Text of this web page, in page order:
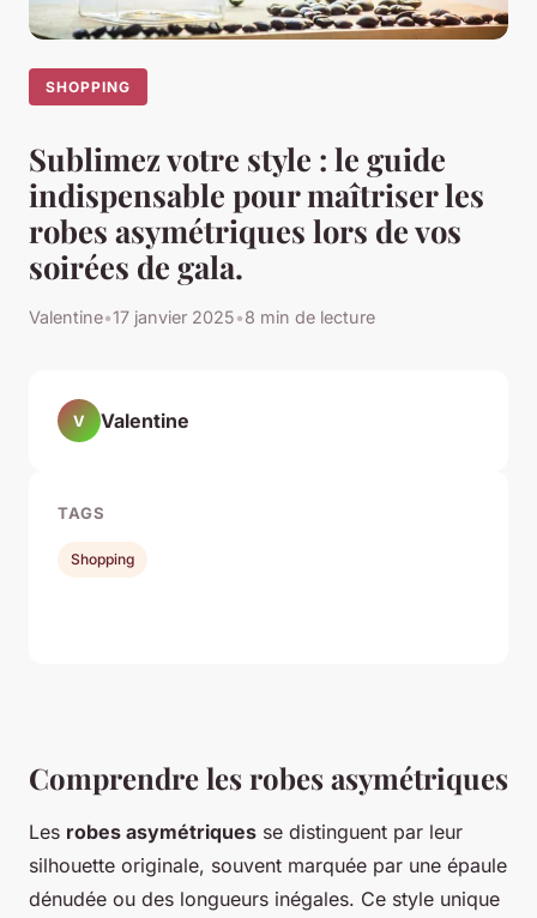
SHOPPING
Sublimez votre style : le guide
indispensable pour maîtriser les
robes asymétriques lors de vos
soirées de gala.
Valentine•17 janvier 2025•8 min de lecture
Comprendre les robes asymétriques
Les robes asymétriques se distinguent par leur
silhouette originale, souvent marquée par une épaule
dénudée ou des longueurs inégales. Ce style unique
V Valentine
TAGS
Shopping